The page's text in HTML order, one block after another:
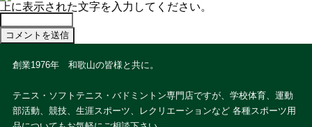
上に表示された文字を入力してください。
創業1976年 和歌山の皆様と共に。
テニス・ソフトテニス・バドミントン専門店ですが、学校体育、運動
部活動、競技、生涯スポーツ、レクリエーションなど 各種スポーツ用